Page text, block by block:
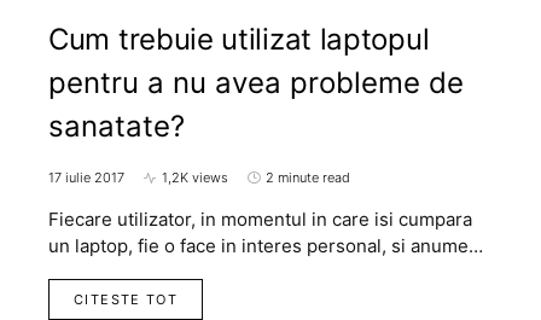
Cum trebuie utilizat laptopul
pentru a nu avea probleme de
sanatate?
17 iulie 2017 1,2K views 2 minute read
Fiecare utilizator, in momentul in care isi cumpara
un laptop, fie o face in interes personal, si anume…
CITESTE TOT